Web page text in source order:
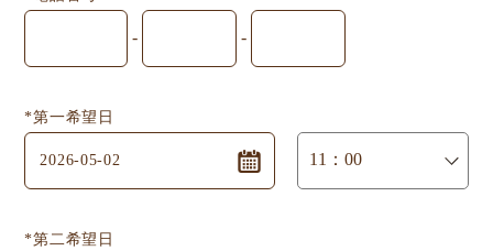
- -
*第一希望日
*第二希望日